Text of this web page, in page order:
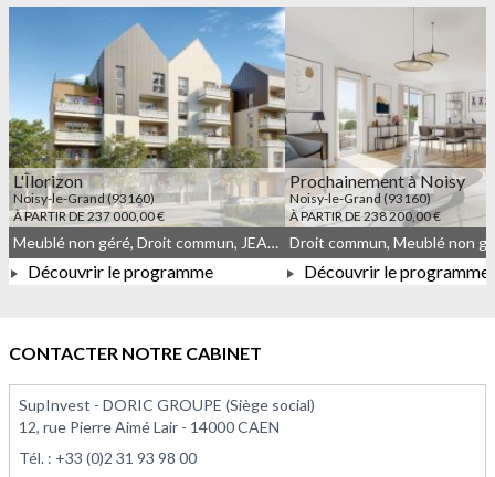
L'Îlorizon
Noisy-le-Grand (93160)
À PARTIR DE 237 000,00 €
À PARTIR DE 237 000,00 €
Meublé non géré, Droit commun, JEANBRUN
Découvrir le programme
Prochainement à Noisy
Noisy-le-Grand (93160)
À PARTIR DE 238 200,00 €
Découvrir le programme
CONTACTER NOTRE CABINET
SupInvest - DORIC GROUPE (Siège social)
12, rue Pierre Aimé Lair - 14000 CAEN
Tél. : +33 (0)2 31 93 98 00